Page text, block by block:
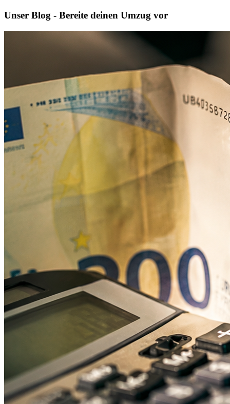
Unser Blog - Bereite deinen Umzug vor